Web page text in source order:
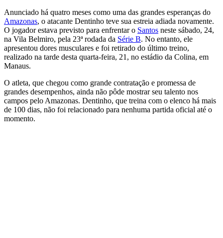
Anunciado há quatro meses como uma das grandes esperanças do
Amazonas, o atacante Dentinho teve sua estreia adiada novamente.
O jogador estava previsto para enfrentar o Santos neste sábado, 24,
na Vila Belmiro, pela 23ª rodada da Série B. No entanto, ele
apresentou dores musculares e foi retirado do último treino,
realizado na tarde desta quarta-feira, 21, no estádio da Colina, em
Manaus.
O atleta, que chegou como grande contratação e promessa de
grandes desempenhos, ainda não pôde mostrar seu talento nos
campos pelo Amazonas. Dentinho, que treina com o elenco há mais
de 100 dias, não foi relacionado para nenhuma partida oficial até o
momento.